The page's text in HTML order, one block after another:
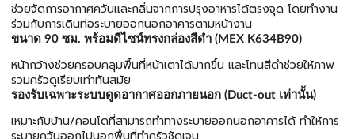
ช่วยจัดการอากาศควันและกลิ่นจากการปรุงอาหารได้ตรงจุด โดยทำงาน
ร่วมกับการเดินท่อระบายออกนอกอาคารตามหน้างาน
ขนาด 90 ซม. พร้อมดีไซน์ทรงกล่องสีดำ (MEX K634B90)
หน้ากว้างช่วยครอบคลุมพื้นที่หน้าเตาได้มากขึ้น และโทนสีดำช่วยให้ภาพ
รวมครัวดูเรียบเท่าทันสมัย
รองรับเฉพาะระบบดูดอากาศออกภายนอก (Duct-out เท่านั้น)
เหมาะกับบ้าน/คอนโดที่สามารถทำทางระบายออกนอกอาคารได้ ทำให้การ